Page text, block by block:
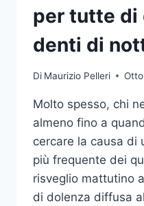
per tutte di
denti di
Di Maurizio Pelleri
Molto spesso, chi
almeno fino a
cercare la causa di
più frequente dei
risveglio mattutino
di dolenza diffusa